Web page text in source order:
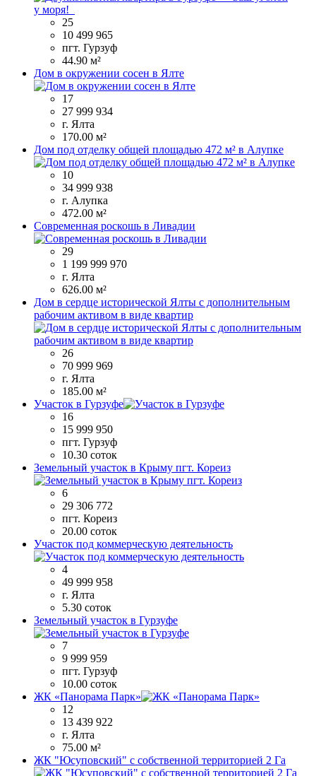
25
10 499 965
пгт. Гурзуф
44.90 м²
Дом в окружении сосен в Ялте
17
27 999 934
г. Ялта
170.00 м²
Дом под отделку общей площадью 472 м² в Алупке
10
34 999 938
г. Алупка
472.00 м²
Современная роскошь в Ливадии
29
1 199 999 970
г. Ялта
626.00 м²
Дом в сердце исторической Ялты с дополнительным
рабочим активом в виде квартир
26
70 999 969
г. Ялта
185.00 м²
Участок в Гурзуфе
16
15 999 950
пгт. Гурзуф
10.30 соток
Земельный участок в Крыму пгт. Кореиз
6
29 306 772
пгт. Кореиз
20.00 соток
Участок под коммерческую деятельность
4
49 999 958
г. Ялта
5.30 соток
Земельный участок в Гурзуфе
7
9 999 959
пгт. Гурзуф
10.00 соток
ЖК «Панорама Парк»
12
13 439 922
г. Ялта
75.00 м²
ЖК "Юсуповский" с собственной территорией 2 Га